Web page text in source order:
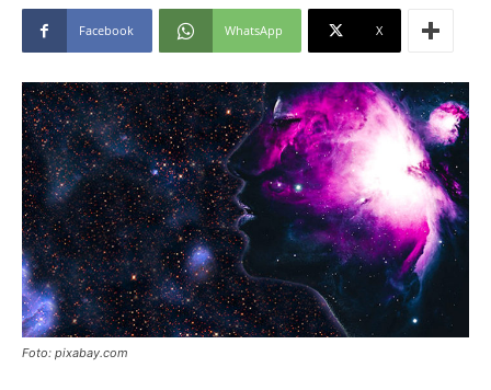
Facebook WhatsApp X
Foto: pixabay.com